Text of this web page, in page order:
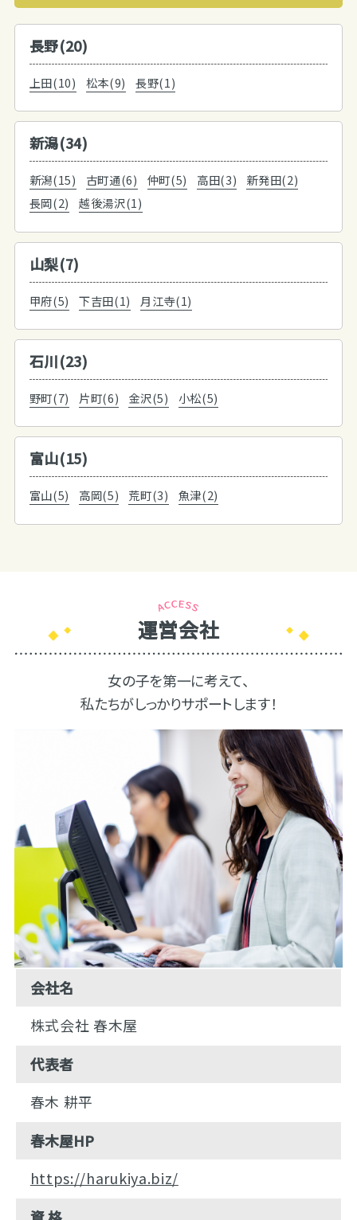
長野(20)
上田(10) 松本(9) 長野(1)
新潟(34)
新潟(15) 古町通(6) 仲町(5) 高田(3)
新発田(2)
長岡(2)
越後湯沢(1)
山梨(7)
甲府(5) 下吉田(1) 月江寺(1)
石川(23)
野町(7) 片町(6) 金沢(5) 小松(5)
富山(15)
富山(5) 高岡(5) 荒町(3) 魚津(2)
運営会社
女の子を第一に考えて、
私たちがしっかりサポートします！
会社名
株式会社 春木屋
代表者
春木 耕平
春木屋HP
https://harukiya.biz/